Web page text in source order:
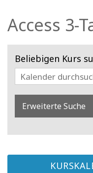
More
KONTAKT
Access 3-
Beliebigen Kurs
Erweiterte Suche